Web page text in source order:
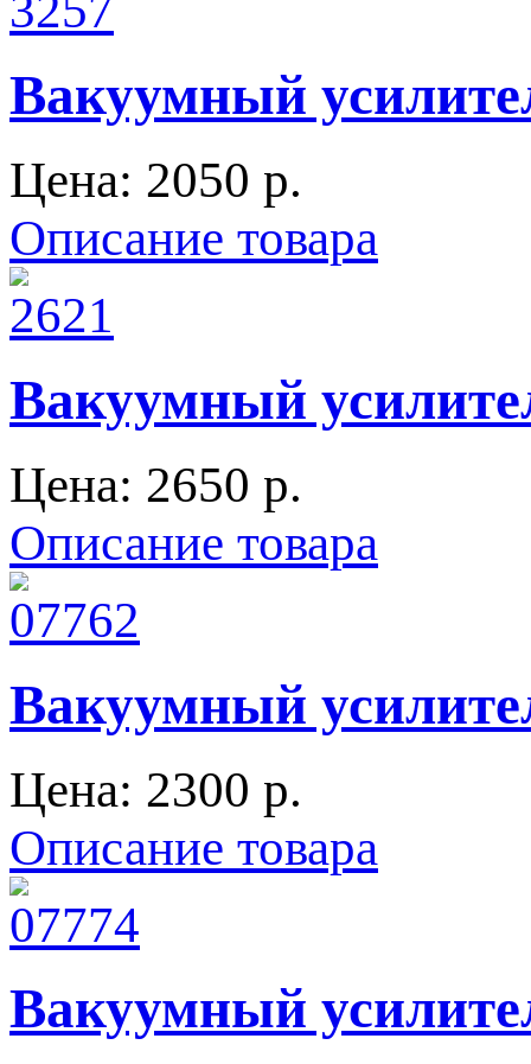
Вакуумный
Цена: 2050 p.
Описание товара
Вакуумный
Цена: 2650 p.
Описание товара
Вакуумный
Цена: 2300 p.
Описание товара
Вакуумный